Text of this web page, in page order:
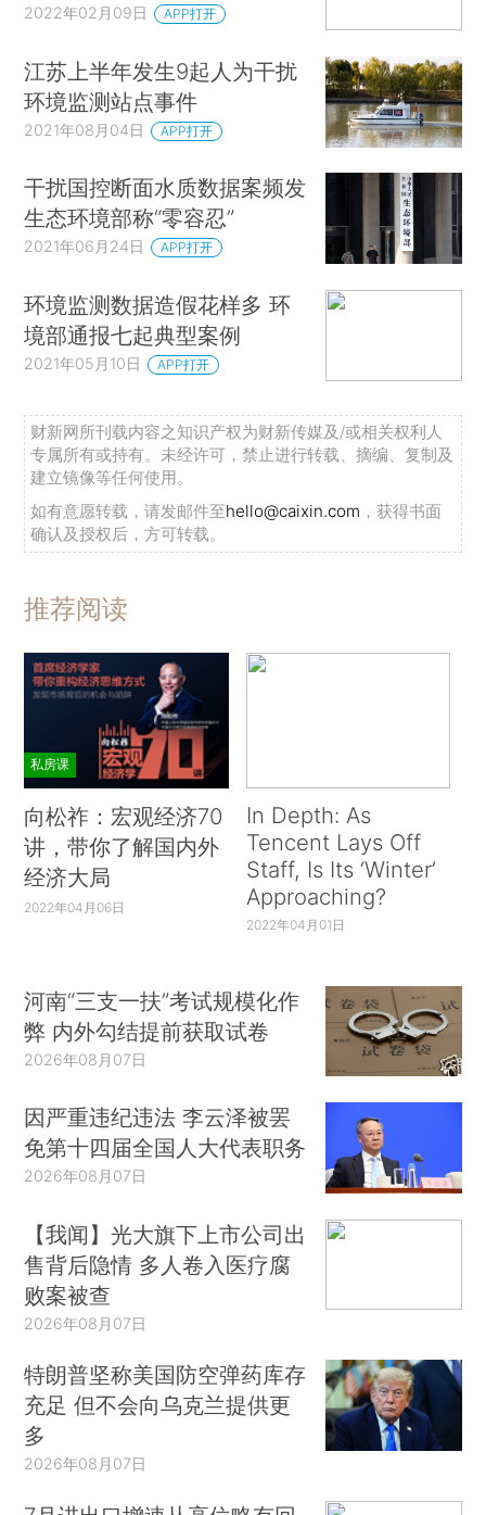
2022年02月09日 APP打开
江苏上半年发生9起人为干扰
环境监测站点事件
2021年08月04日 APP打开
干扰国控断面水质数据案频发
生态环境部称“零容忍”
2021年06月24日 APP打开
环境监测数据造假花样多 环
境部通报七起典型案例
2021年05月10日 APP打开
财新网所刊载内容之知识产权为财新传媒及/或相关权利人
专属所有或持有。未经许可，禁止进行转载、摘编、复制及
建立镜像等任何使用。
如有意愿转载，请发邮件至hello@caixin.com ，获得书面
确认及授权后，方可转载。
推荐阅读
私房课
向松祚：宏观经济70
讲，带你了解国内外
经济大局
2022年04月06日
In Depth: As
Tencent Lays Off
Staff, Is Its ‘Winter’
Approaching?
2022年04月01日
河南“三支一扶”考试规模化作
弊 内外勾结提前获取试卷
2026年08月07日
因严重违纪违法 李云泽被罢
免第十四届全国人大代表职务
2026年08月07日
【我闻】光大旗下上市公司出
售背后隐情 多人卷入医疗腐
败案被查
2026年08月07日
特朗普坚称美国防空弹药库存
充足 但不会向乌克兰提供更
多
2026年08月07日